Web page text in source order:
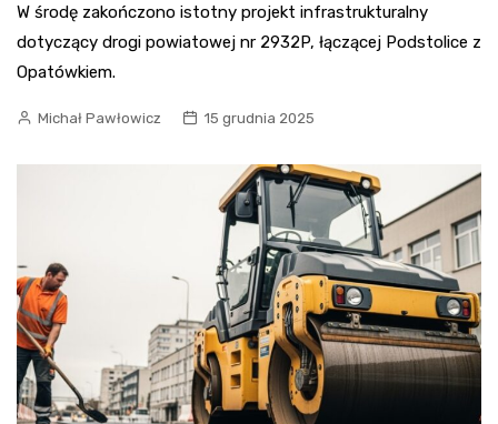
W środę zakończono istotny projekt infrastrukturalny
dotyczący drogi powiatowej nr 2932P, łączącej Podstolice z
Opatówkiem.
Michał Pawłowicz 15 grudnia 2025